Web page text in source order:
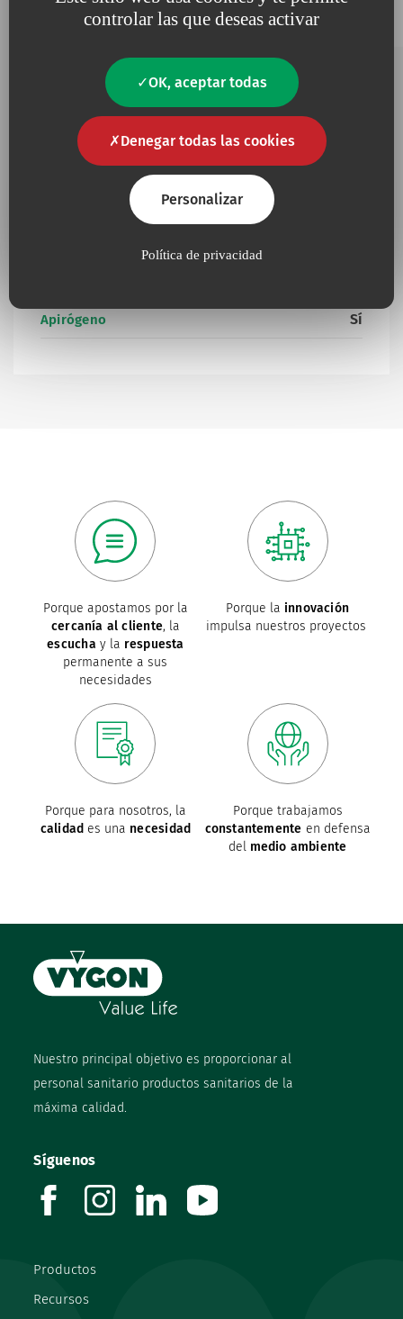
controlar las que deseas activar
OK, aceptar todas
Denegar todas las cookies
Personalizar
Política de privacidad
Añadir a mis favoritos
808.22A1
≤ 1 ≤ 135
tapa
Información complementaria
Contiene látex
Presencia de productos de origen animal u
Apirógeno Sí
Porque apostamos por la
cercanía al cliente, la
escucha y la respuesta
permanente a sus
necesidades
Porque la innovación
impulsa nuestros proyectos
Porque para nosotros, la
calidad es una necesidad
Porque trabajamos
constantemente en defensa
del medio ambiente
Nuestro principal objetivo es proporcionar al
personal sanitario productos sanitarios de la
máxima calidad.
Productos
Recursos
Síguenos
facebookinstagramlinkedin